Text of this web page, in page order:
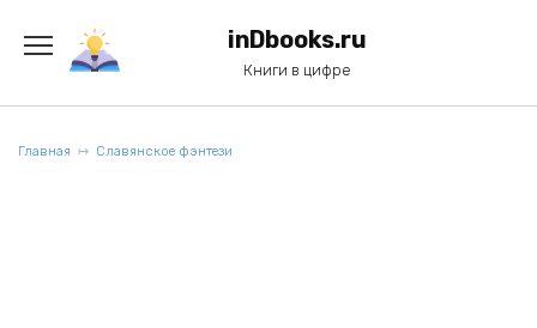
содержанию
inDbooks.ru
Книги в цифре
Главная Славянское фэнтези